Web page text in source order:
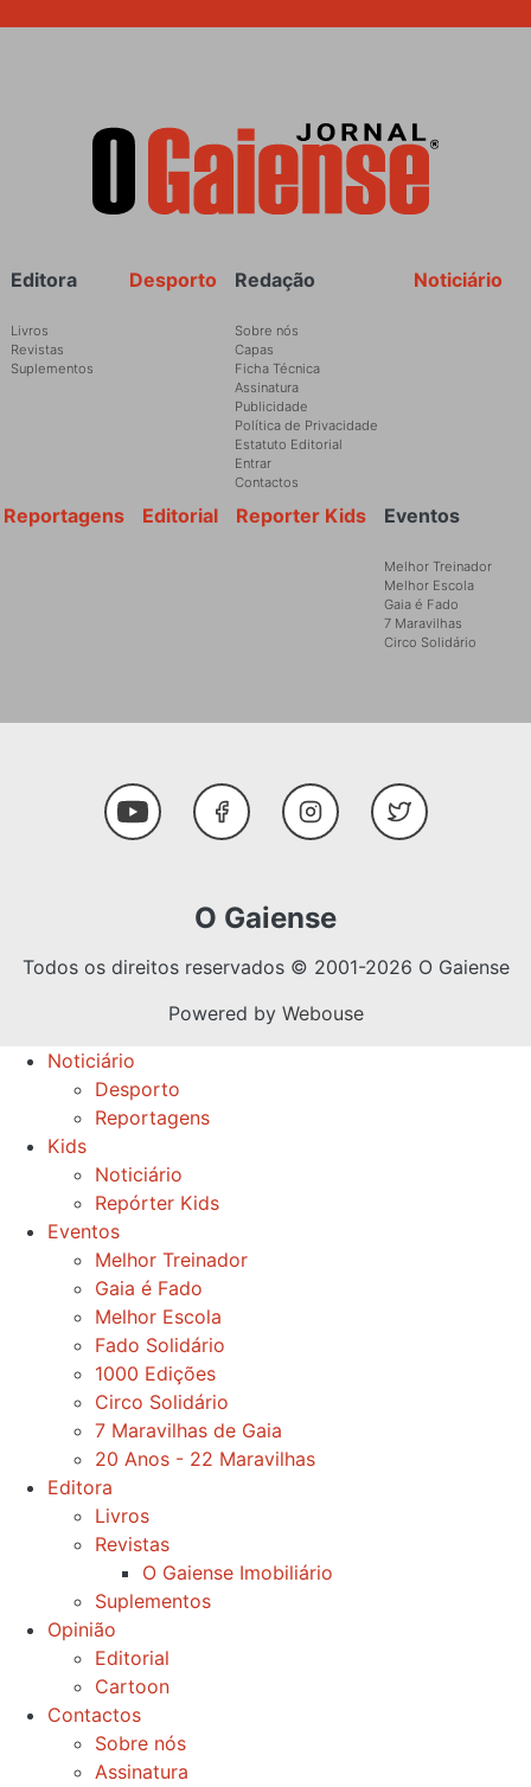
Rodapé Noticiário
Redação
Sobre nós
Capas
Ficha Técnica
Assinatura
Publicidade
Política de Privacidade
Estatuto Editorial
Entrar
Contactos
Desporto
Editora
Livros
Revistas
Suplementos
Eventos
Melhor Treinador
Melhor Escola
Gaia é Fado
7 Maravilhas
Circo Solidário
Reporter Kids
Editorial
Reportagens
Social Media
Youtube FacebookInstagramTwitter
O Gaiense
Todos os direitos reservados © 2001-2026 O Gaiense
Powered by Webouse
Noticiário
Desporto
Reportagens
Kids
Noticiário
Repórter Kids
Eventos
Melhor Treinador
Gaia é Fado
Melhor Escola
Fado Solidário
1000 Edições
Circo Solidário
7 Maravilhas de Gaia
20 Anos - 22 Maravilhas
Editora
Livros
Revistas
O Gaiense Imobiliário
Suplementos
Opinião
Editorial
Cartoon
Contactos
Sobre nós
Assinatura